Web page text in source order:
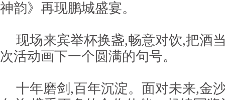
神韵》再现鹏城盛宴。
现场来宾举杯换盏,畅意对饮,把酒
次活动画下一个圆满的句号。
十年磨剑,百年沉淀。面对未来,金